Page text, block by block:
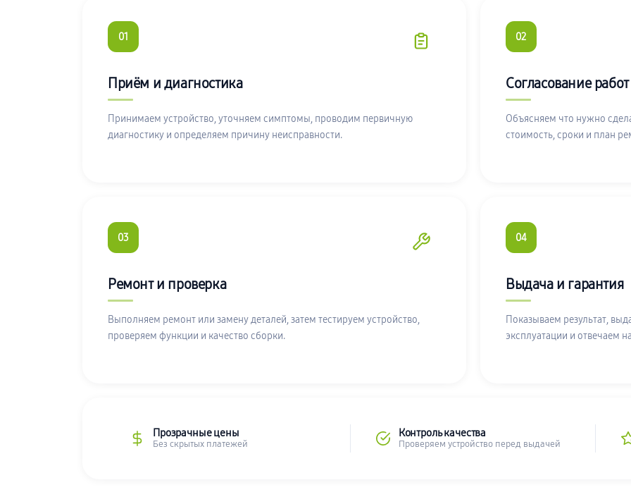
01
Приём и диагностика
Принимаем устройство, уточняем симптомы, проводим первичную
диагностику и определяем причину неисправности.
02
Согласование работ
Объясняем что нужно
стоимость, сроки и план
03
Ремонт и проверка
Выполняем ремонт или замену деталей, затем тестируем устройство,
проверяем функции и качество сборки.
04
Выдача и гарантия
Показываем результат,
эксплуатации и отвечаем
Прозрачные цены
Без скрытых платежей
Контроль качества
Проверяем устройство перед выдачей